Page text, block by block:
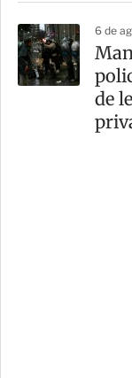
6 de
de